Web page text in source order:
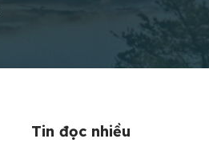
Tin đọc nhiều